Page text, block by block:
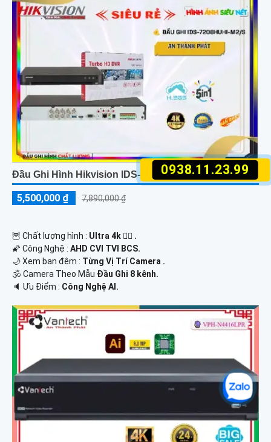
0938.11.23.99
Đầu Ghi Hình Hikvision IDS-7208HUHI-M2/S
5,500,000 ₫ 7,890,000 ₫
🦉 Chất lượng hình : Ultra 4k 👍🏾 .
🌠 Công Nghệ : AHD CVI TVI BCS.
🌙 Xem ban đêm : Từng Vị Trí Camera .
🕉️ Camera Theo Mẫu Đầu Ghi 8 kênh.
️🔈 Ưu Điểm : Công Nghệ AI.